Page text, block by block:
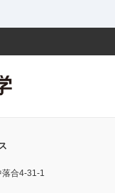
合4-31-1